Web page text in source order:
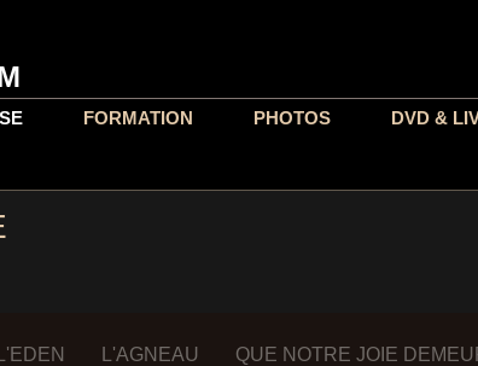
FORMATION PHOTOS DVD &
L'EDEN L'AGNEAU QUE NOTRE JOIE